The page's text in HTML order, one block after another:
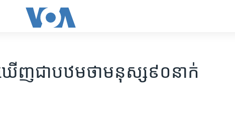
ក​ឃើញ​ជា​បឋម​ថា​មនុស្ស​៩០​នាក់​